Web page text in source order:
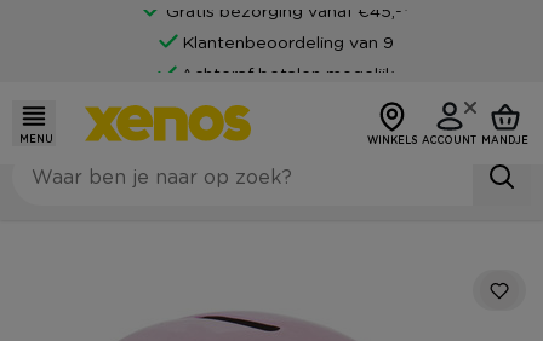
Gratis bezorging vanaf €45,-*
Klantenbeoordeling van 9
Achteraf betalen mogelijk
MENU WINKELS ACCOUNT MANDJE